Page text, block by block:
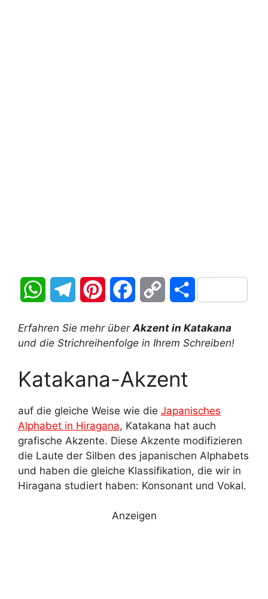
W
a
s
A
p
p
l
g
r
a
m
n
e
r
e
s
t
c
b
o
o
k
p
L
i
n
k
T
i
n
Erfahren Sie mehr überAkzent in Katakana
und die Strichreihenfolge in Ihrem Schreiben!
Katakana-Akzent
auf die gleiche Weise wie die Japanisches
Alphabet in Hiragana, Katakana hat auch
grafische Akzente. Diese Akzente modifizieren
die Laute der Silben des japanischen Alphabets
und haben die gleiche Klassifikation, die wir in
Hiragana studiert haben: Konsonant und Vokal.
Anzeigen